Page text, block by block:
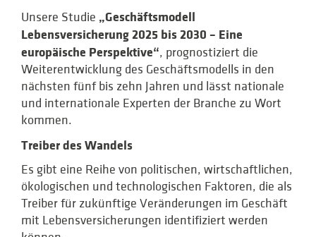
Unsere Studie „Geschäftsmodell
Lebensversicherung 2025 bis 2030 – Eine
europäische Perspektive“, prognostiziert die
Weiterentwicklung des Geschäftsmodells in den
nächsten fünf bis zehn Jahren und lässt nationale
und internationale Experten der Branche zu Wort
kommen.
Treiber des Wandels
Es gibt eine Reihe von politischen, wirtschaftlichen,
ökologischen und technologischen Faktoren, die als
Treiber für zukünftige Veränderungen im Geschäft
mit Lebensversicherungen identifiziert werden